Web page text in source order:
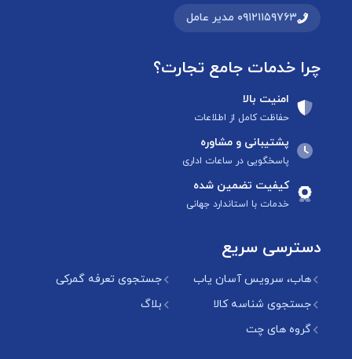
۰۹۱۲۱۱۵۹۷۶۳ مدیر عامل
چرا خدمات جامع تجارت؟
امنیت بالا
حفاظت کامل از اطلاعات
پشتیبانی و مشاوره
پاسخگویی در ساعات اداری
کیفیت تضمین شده
خدمات با استاندارد جهانی
دسترسی سریع
هاب، سرویس آسان یاب
جستجوی تعرفه گمرکی
جستجوی شناسه کالا
بلاگ
گروه های چت